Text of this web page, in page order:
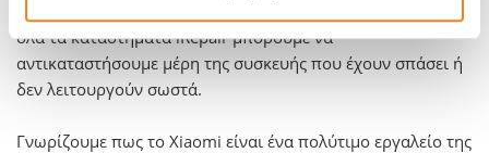
όλα τα καταστήματα iRepair μπορούμε να
αντικαταστήσουμε μέρη της συσκευής που έχουν σπάσει ή
δεν λειτουργούν σωστά.
Γνωρίζουμε πως το Xiaomi είναι ένα πολύτιμο εργαλείο της